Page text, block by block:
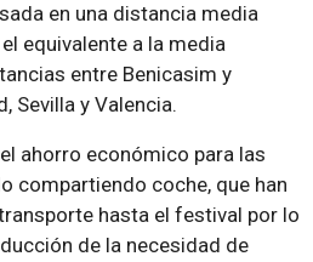
en una distancia media
equivalente a la media
entre Benicasim y
Sevilla y Valencia.
ahorro económico para las
compartiendo coche, que han
hasta el festival por lo
de la necesidad de